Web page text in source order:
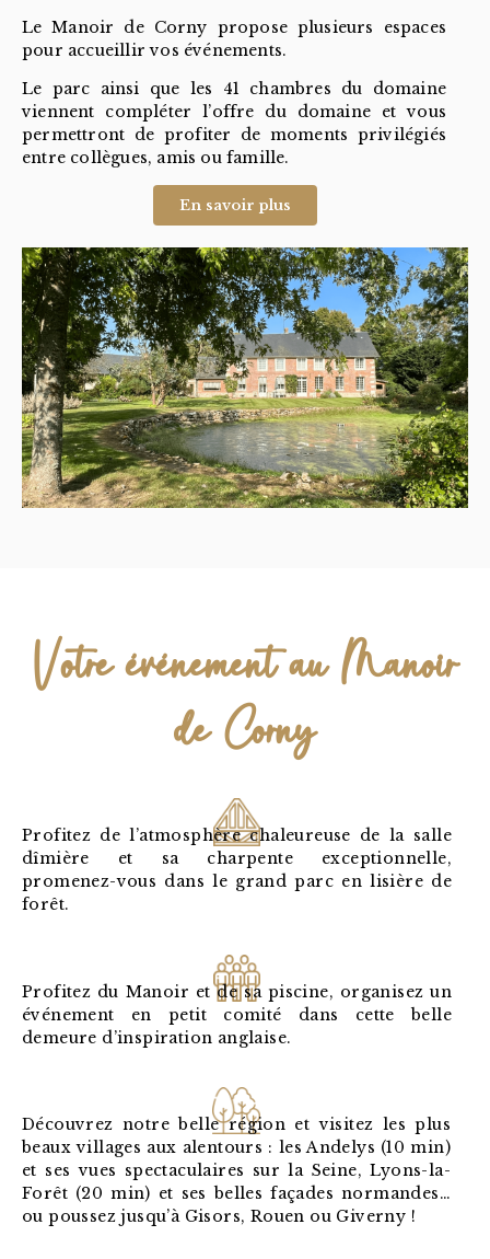
Le Manoir de Corny propose plusieurs espaces
pour accueillir vos événements.
Le parc ainsi que les 41 chambres du domaine
viennent compléter l’offre du domaine et vous
permettront de profiter de moments privilégiés
entre collègues, amis ou famille.
En savoir plus
Votre événement au Manoir
de Corny
Profitez de l’atmosphère chaleureuse de la salle
dîmière et sa charpente exceptionnelle,
promenez-vous dans le grand parc en lisière de
forêt.
Profitez du Manoir et de sa piscine, organisez un
événement en petit comité dans cette belle
demeure d’inspiration anglaise.
Découvrez notre belle région et visitez les plus
beaux villages aux alentours : les Andelys (10 min)
et ses vues spectaculaires sur la Seine, Lyons-la-
Forêt (20 min) et ses belles façades normandes…
ou poussez jusqu’à Gisors, Rouen ou Giverny !